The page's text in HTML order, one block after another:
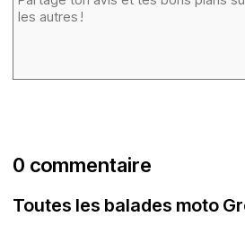
0 commentaire
Toutes les balades moto